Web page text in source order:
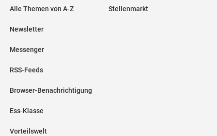
Alle Themen von A-Z
Newsletter
Messenger
RSS-Feeds
Browser-Benachrichtigung
Ess-Klasse
Vorteilswelt
Stellenmarkt